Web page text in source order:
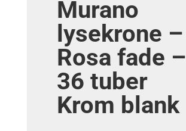
Murano
lysekrone –
Rosa fade –
36 tuber
Krom blank